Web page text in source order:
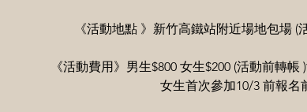
《活動地點 》新竹高鐵站附近場地包場 (
《活動費用》男生$800 女生$200 (活動前轉
女生首次參加10/3 前報名